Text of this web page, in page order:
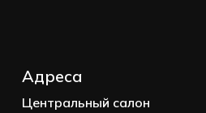
Адреса
Центральный салон